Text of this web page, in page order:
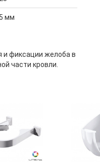
мм
и фиксации желоба в
части кровли.